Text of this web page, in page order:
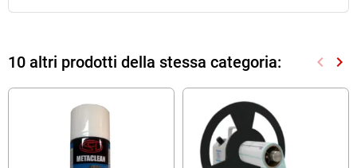
10 altri prodotti della stessa categoria: keyboard_arrow_left keyboard_arrow_right